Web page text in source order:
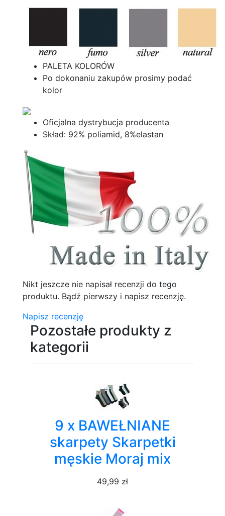
PALETA KOLORÓW
Po dokonaniu zakupów prosimy podać
kolor
Oficjalna dystrybucja producenta
Skład: 92% poliamid, 8%elastan
Nikt jeszcze nie napisał recenzji do tego
produktu. Bądź pierwszy i napisz recenzję.
Napisz recenzję
Pozostałe produkty z
kategorii
9 x BAWEŁNIANE
skarpety Skarpetki
męskie Moraj mix
49,99 zł